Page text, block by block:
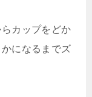
カップをどか
になるまでズ